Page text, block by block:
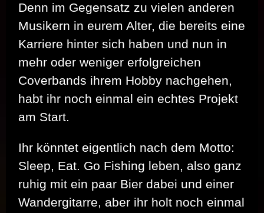
Denn im Gegensatz zu vielen anderen
Musikern in eurem Alter, die bereits eine
Karriere hinter sich haben und nun in
mehr oder weniger erfolgreichen
Coverbands ihrem Hobby nachgehen,
habt ihr noch einmal ein echtes Projekt
am Start.
Ihr könntet eigentlich nach dem Motto:
Sleep, Eat. Go Fishing leben, also ganz
ruhig mit ein paar Bier dabei und einer
Wandergitarre, aber ihr holt noch einmal